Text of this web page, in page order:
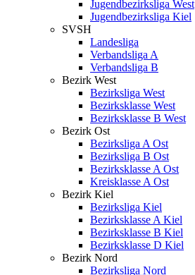
Jugendbezirksliga West
Jugendbezirksliga Kiel
SVSH
Landesliga
Verbandsliga A
Verbandsliga B
Bezirk West
Bezirksliga West
Bezirksklasse West
Bezirksklasse B West
Bezirk Ost
Bezirksliga A Ost
Bezirksliga B Ost
Bezirksklasse A Ost
Kreisklasse A Ost
Bezirk Kiel
Bezirksliga Kiel
Bezirksklasse A Kiel
Bezirksklasse B Kiel
Bezirksklasse D Kiel
Bezirk Nord
Bezirksliga Nord